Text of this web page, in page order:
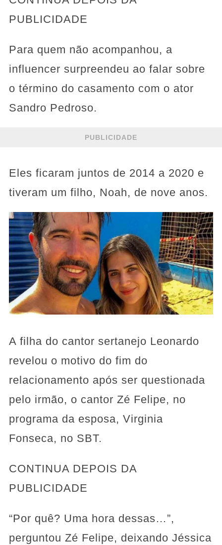
PUBLICIDADE
Para quem não acompanhou, a
influencer surpreendeu ao falar sobre
o término do casamento com o ator
Sandro Pedroso.
PUBLICIDADE
Eles ficaram juntos de 2014 a 2020 e
tiveram um filho, Noah, de nove anos.
A filha do cantor sertanejo Leonardo
revelou o motivo do fim do
relacionamento após ser questionada
pelo irmão, o cantor Zé Felipe, no
programa da esposa, Virginia
Fonseca, no SBT.
CONTINUA DEPOIS DA
PUBLICIDADE
“Por quê? Uma hora dessas…”,
perguntou Zé Felipe, deixando Jéssica